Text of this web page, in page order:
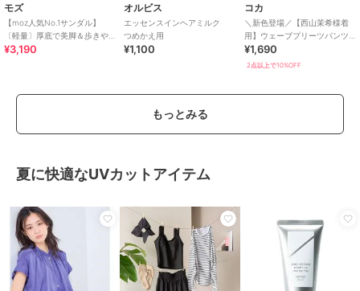
モズ
【moz人気No.1サンダル】
〔軽量〕厚底で美脚＆歩きや
すい！疲れにくいフィット感
¥3,190
オルビス
エッセンスインヘアミルク
つめかえ用
¥1,100
コカ
＼新色登場／【西山茉希様着
用】ウェーブプリーツパンツ
全12色 / セルフカット可能
¥1,690
2点以上で10%OFF
もっとみる
夏に快適なUVカットアイテム